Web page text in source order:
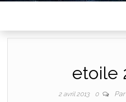
etoile
2 avril 2013 0 Par